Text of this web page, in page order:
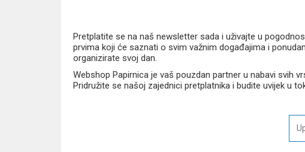
Pretplatite se na naš newsletter sada i uživajte u
prvima koji će saznati o svim važnim događajima i
organizirate svoj dan.
Webshop Papirnica je vaš pouzdan partner u nabavi svih
Pridružite se našoj zajednici pretplatnika i budite uvijek u